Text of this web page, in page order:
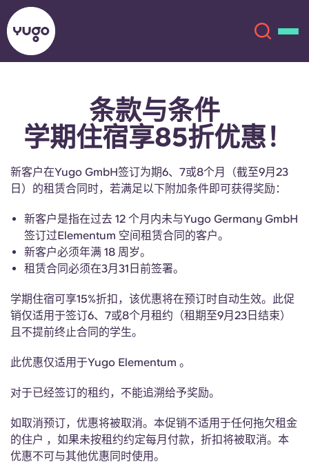
地点
更多
English (GB)
Chinese
Español
选择一个国家
English (GB)
English (US)
Chinese Español
Català Deutsch
Italian
Portuguese
条款与条件
学期住宿享85折优惠！
新客户在Yugo GmbH签订为期6、7或8个月（截至9月23
日）的租赁合同时，若满足以下附加条件即可获得奖励：
新客户是指在过去 12 个月内未与Yugo Germany GmbH
签订过Elementum 空间租赁合同的客户。
新客户必须年满 18 周岁。
租赁合同必须在3月31日前签署。
学期住宿可享15%折扣，该优惠将在预订时自动生效。此促
销仅适用于签订6、7或8个月租约（租期至9月23日结束）
且不提前终止合同的学生。
此优惠仅适用于Yugo Elementum 。
对于已经签订的租约，不能追溯给予奖励。
如取消预订，优惠将被取消。本促销不适用于任何拖欠租金
的住户 ，如果未按租约约定每月付款，折扣将被取消。本
优惠不可与其他优惠同时使用。